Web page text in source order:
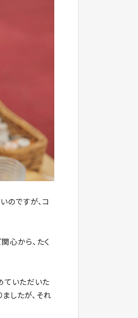
のですが、コ
心から、たく
ていただいた
したが、それ